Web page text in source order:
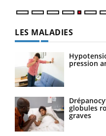
LES MALADIES
pression
globules
graves